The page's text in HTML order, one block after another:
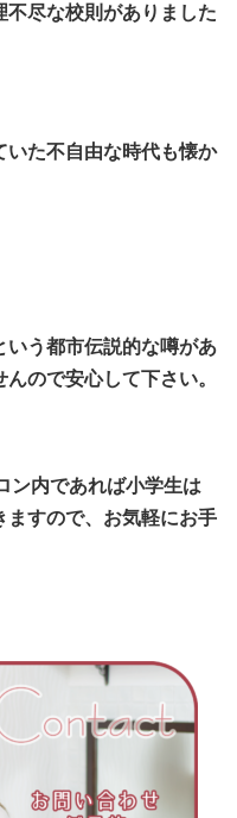
不尽な校則がありました
いた不自由な時代も懐か
いう都市伝説的な噂があ
ので安心して下さい。
ン内であれば小学生は
ますので、お気軽にお手